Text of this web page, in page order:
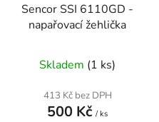
Sencor SSI 6110GD -
napařovací žehlička
Skladem (1 ks)
413 Kč bez DPH
500 Kč / ks